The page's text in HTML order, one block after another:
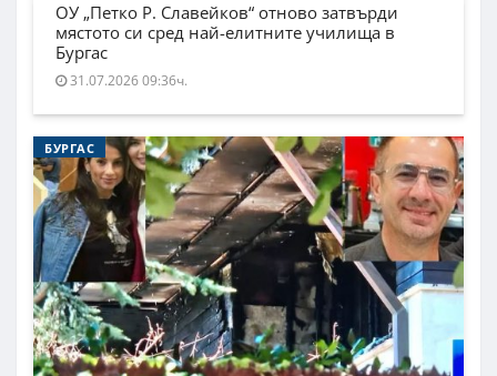
ОУ „Петко Р. Славейков“ отново затвърди
мястото си сред най-елитните училища в
Бургас
31.07.2026 09:36ч.
БУРГАС